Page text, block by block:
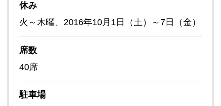
休み
火～木曜、2016年10月1日（土）～7日（金）
席数
40席
駐車場